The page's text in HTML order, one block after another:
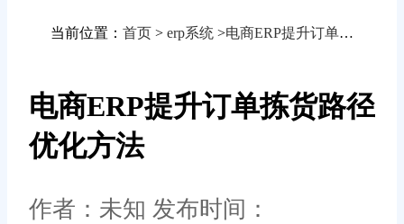
当前位置： 首页 > erp系统 >电商ERP提升订单拣货路径优化方法
电商ERP提升订单拣货路径
优化方法
作者：未知 发布时间：